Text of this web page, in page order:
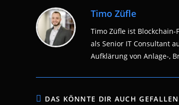
Timo Züfle
Timo Züfle ist
als Senior IT Consultant
Aufklärung von Anlage-,
DAS KÖNNTE DIR AUCH GEFALLEN